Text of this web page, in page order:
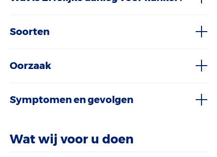
Soorten
Oorzaak
Symptomen en gevolgen
Wat wij voor u doen